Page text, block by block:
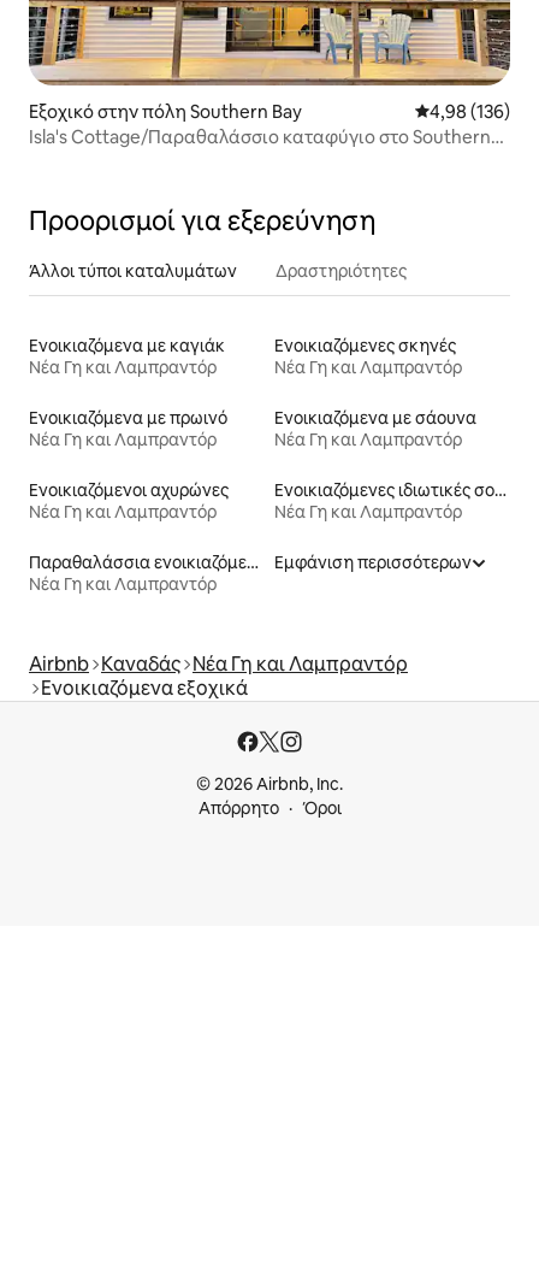
Εξοχικό στην πόλη Southern Bay Μέση
4,98 (136)
Isla's Cottage/Παραθαλάσσιο καταφύγιο στο Southern
Προορισμοί για εξερεύνηση
Άλλοι τύποι καταλυμάτων Δραστηριότητες
Ενοικιαζόμενα με καγιάκ
Νέα Γη και Λαμπραντόρ
Ενοικιαζόμενες σκηνές
Νέα Γη και Λαμπραντόρ
Ενοικιαζόμενα με πρωινό
Νέα Γη και Λαμπραντόρ
Ενοικιαζόμενα με σάουνα
Νέα Γη και Λαμπραντόρ
Ενοικιαζόμενοι αχυρώνες
Νέα Γη και Λαμπραντόρ
Ενοικιαζόμενες ιδιωτικές σουίτες
Νέα Γη και Λαμπραντόρ
Παραθαλάσσια ενοικιαζόμενα
Νέα Γη και Λαμπραντόρ
Εμφάνιση περισσότερων
Airbnb Καναδάς Νέα Γη και Λαμπραντόρ
Ενοικιαζόμενα εξοχικά
© 2026 Airbnb, Inc.
Απόρρητο
Όροι